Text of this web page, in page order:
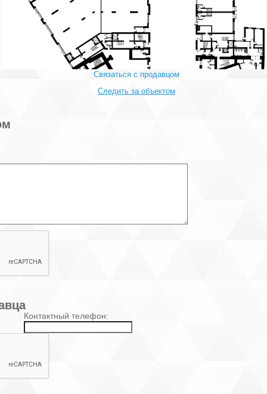
Продано
Несуществующий объект
Неверная цена
Неверный адрес
Не дозвониться
Другая причина
Связаться с продавцом
Следить за объектом
Контактный телефон: